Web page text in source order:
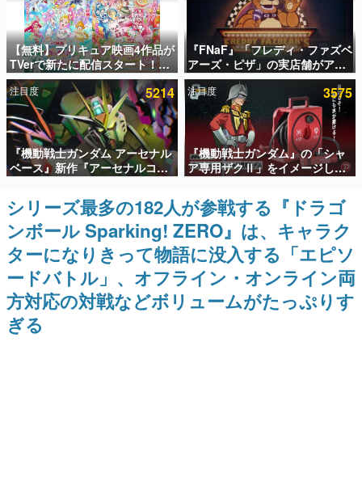
電ファミのいま読まれている記事ランキング
アプリセール情報
インタビュー
連載・特集一覧
殿堂入り記事
SNS拡散数が数千以上！ ページビュー数万以上！ などな
ど。多くの人々に読まれた、電ファミ渾身の“殿堂入り”記
事をまとめました。
ゲームの企画書
名作ゲームクリエイターの方々に製作時のエピソードをお
聞きし、ヒットする企画（ゲーム）とは何か？を探ってい
きます。
赫本
この物語を解いてはいけない。『赫本』は、〈試験問題〉
の形をした短編ホラー小説集です。
【無料】プリキュア映画4作品が
TVerで新たに配信スタート！な
んと2018年～2024年の映画ほぼ
すべてが見放題に、ぶっちゃけ
ありえないラインナップ
『FNaF』「フレディ・ファズベ
アーズ・ピザ」の実店舗がアメ
リカの商業施設「American
Dream」に2027年オープン！
ScottGamesとの共同開発、食
事だけでなくステージショーや
没入型のホラー体験も楽しめる
注目度 5214
『機動戦士ガンダム アーセナル
ベース』新作『アーセナルコマ
ンダー』発表！8月28日からオ
ープンベータテスト開催、2027
年2月下旬に稼働予定
注目度 3575
『機動戦士ガンダム』の「シャ
ア専用ザクⅡ」をイメージした
散水ホースリールが予約開始。
本体にはシャアのパーソナルマ
ークやジオン公国軍のエンブレ
ム、型式番号などを配置
シリーズ最多の182人が参戦する『ドラゴ
ンボール Sparking! ZERO』は、キャラク
ターになりきって物語に没入する「エピソ
ードバトル」、オフライン・オンライン両
方対応の対戦などボリュームがたっぷりす
ぎる